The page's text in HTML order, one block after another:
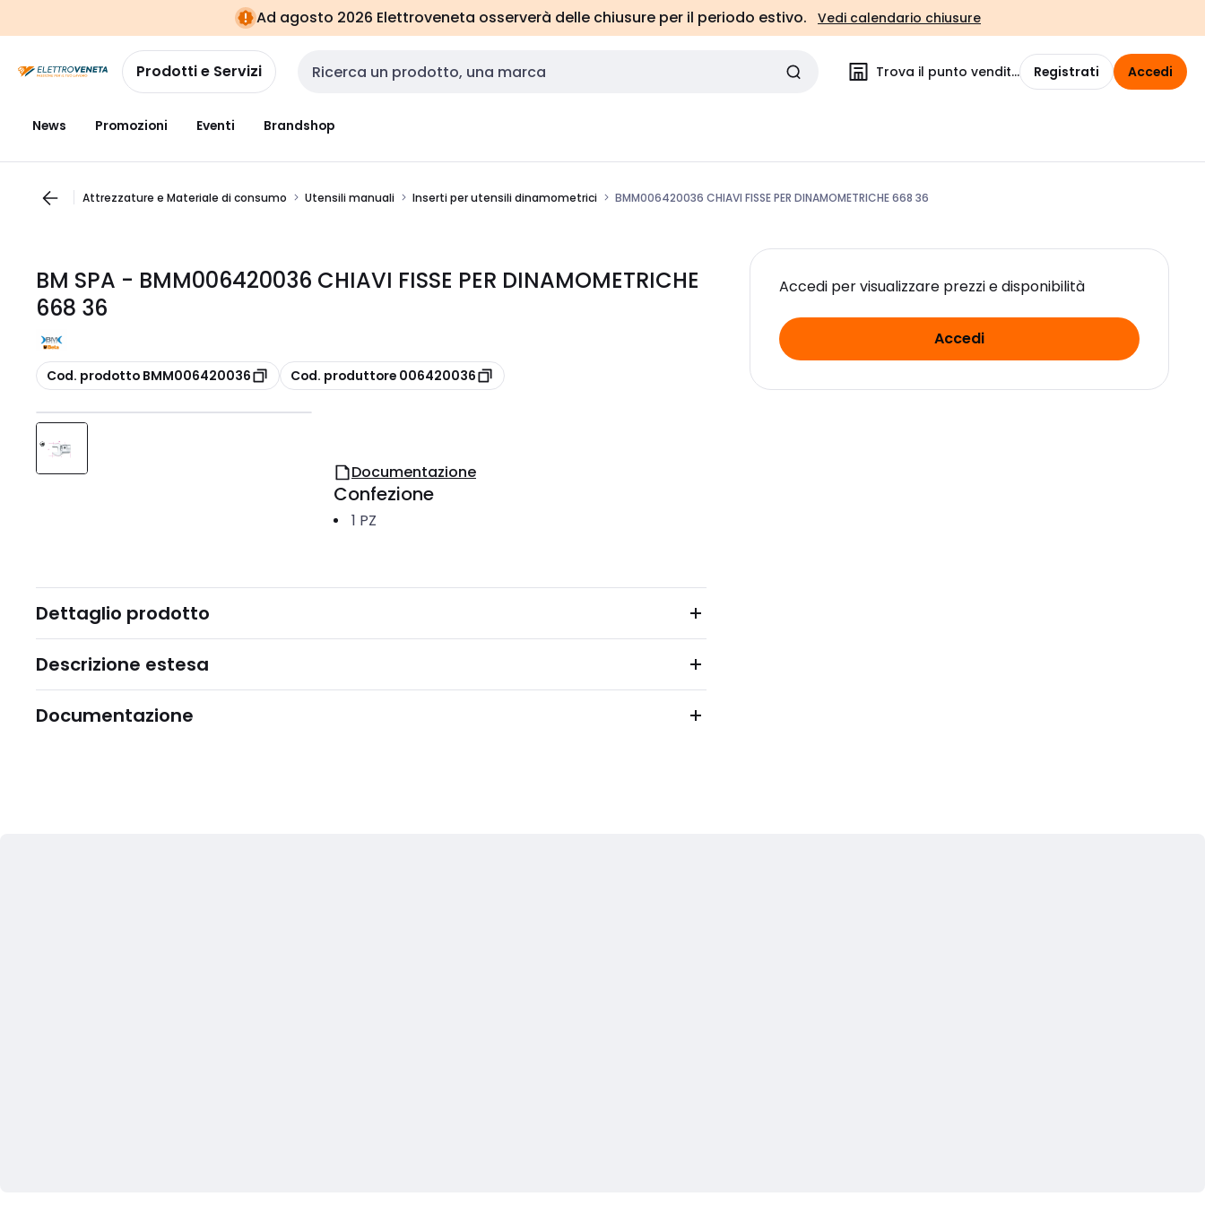
navigazionealla
pagina
Ad agosto 2026 Elettroveneta osserverà delle chiusure per il periodo estivo. Vedi calendario chiusure
Prodotti e Servizi Cerca input Trova il punto vendita Registrati Accedi
News Promozioni Eventi Brandshop
Attrezzature e Materiale di consumo Utensili manuali Inserti per utensili dinamometrici BMM006420036 CHIAVI FISSE PER DINAMOMETRICHE 668 36
BM SPA - BMM006420036 CHIAVI FISSE PER DINAMOMETRICHE
668 36
copia
Cod. prodotto BMM006420036 copia
Cod. produttore 006420036
Accedi per visualizzare prezzi e disponibilità
Accedi
Documentazione
Confezione
1 PZ
Dettaglio prodotto
Descrizione estesa
Documentazione